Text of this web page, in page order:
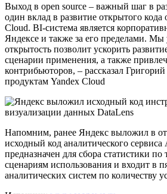
Выход в open source – важный шаг в
один вклад в развитие открытого
Cloud. BI-система является
Яндексе и также за его пределами. Мы
открытость позволит ускорить
сценарии применения, а также
контрибьюторов, – рассказал
продуктам Yandex Cloud
Напомним, ранее Яндекс выложил в
исходный код аналитического
предназначен для сбора статистики по
сценариям использования и входит в
аналитических систем по количеству